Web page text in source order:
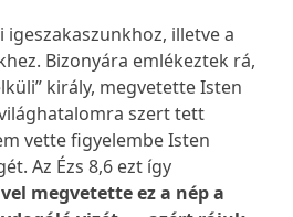
illetve a
Bizonyára emlékeztek rá,
király, megvetette Isten
szert tett
vette figyelembe Isten
Az Ézs 8,6 ezt így
megvetette ez a nép a